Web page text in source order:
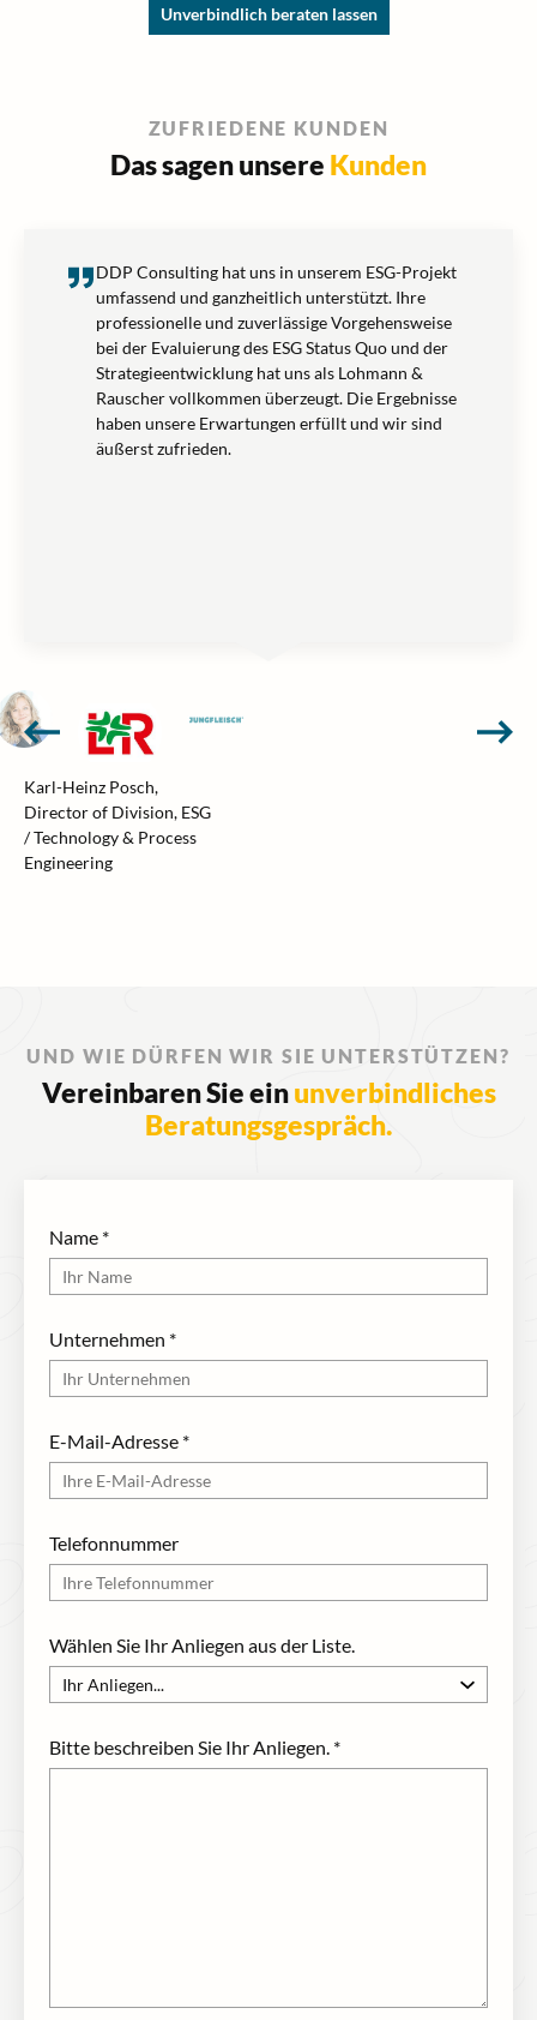
Unverbindlich beraten lassen
ZUFRIEDENE KUNDEN
Das sagen unsere Kunden
DDP Consulting hat uns in unserem ESG-Projekt
umfassend und ganzheitlich unterstützt. Ihre
professionelle und zuverlässige Vorgehensweise
bei der Evaluierung des ESG Status Quo und der
Strategieentwicklung hat uns als Lohmann &
Rauscher vollkommen überzeugt. Die Ergebnisse
haben unsere Erwartungen erfüllt und wir sind
äußerst zufrieden.
Karl-Heinz Posch,
Director of Division, ESG
/ Technology & Process
Engineering
UND WIE DÜRFEN WIR SIE UNTERSTÜTZEN?
Vereinbaren Sie einunverbindliches
Beratungsgespräch.
Name *
Unternehmen *
E-Mail-Adresse *
Telefonnummer
Wählen Sie Ihr Anliegen aus der Liste.
Bitte beschreiben Sie Ihr Anliegen. *